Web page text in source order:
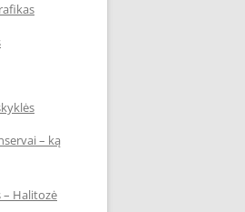
– ką
– Halitozė